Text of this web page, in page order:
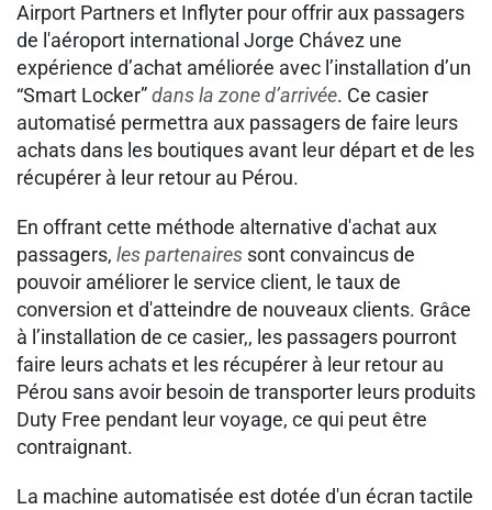
Airport Partners et Inflyter pour offrir aux passagers
de l'aéroport international Jorge Chávez une
expérience d’achat améliorée avec l’installation d’un
“Smart Locker”dans la zone d’arrivée. Ce casier
automatisé permettra aux passagers de faire leurs
achats dans les boutiques avant leur départ et de les
récupérer à leur retour au Pérou.
En offrant cette méthode alternative d'achat aux
passagers, les partenaires sont convaincus de
pouvoir améliorer le service client, le taux de
conversion et d'atteindre de nouveaux clients. Grâce
à l’installation de ce casier,, les passagers pourront
faire leurs achats et les récupérer à leur retour au
Pérou sans avoir besoin de transporter leurs produits
Duty Free pendant leur voyage, ce qui peut être
contraignant.
La machine automatisée est dotée d'un écran tactile